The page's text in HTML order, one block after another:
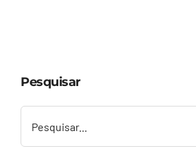
Contato
Pesquisar